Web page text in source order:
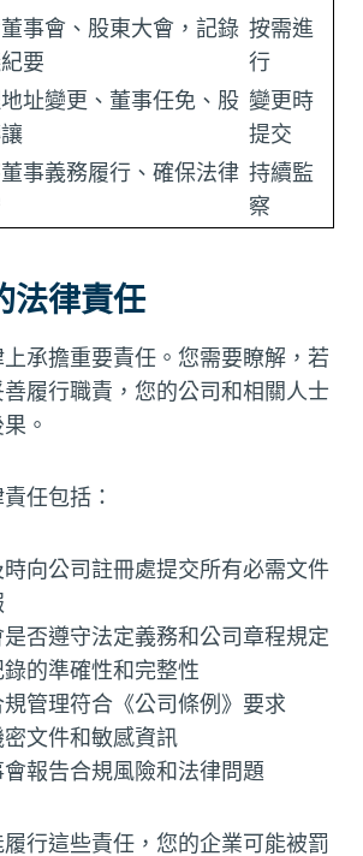
事會、股東大會，記錄
要
按需進
行
址變更、董事任免、股 變更時
提交
事義務履行、確保法律 持續監
察
法律責任
承擔重要責任。您需要瞭解，若
履行職責，您的公司和相關人士
。
任包括：
向公司註冊處提交所有必需文件
否遵守法定義務和公司章程規定
的準確性和完整性
管理符合《公司條例》要求
文件和敏感資訊
報告合規風險和法律問題
行這些責任，您的企業可能被罰